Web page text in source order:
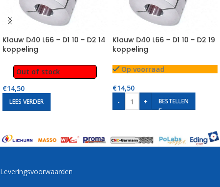
Klauw D40 L66 – D1 10 – D2 14
koppeling
Out of stock
€14,50
LEES VERDER
Klauw D40 L66 – D1 10 – D2 19
koppeling
Op voorraad
€14,50
-
+ BESTELLEN
Leveringsvoorwaarden